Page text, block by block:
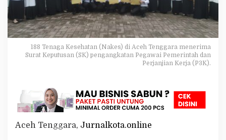
r
i
m
a
K
P
a
k
t
188 Tenaga Kesehatan (Nakes) di Aceh Tenggara menerima
Surat Keputusan (SK) pengangkatan Pegawai Pemerintah dan
Perjanjian Kerja (P3K).
Aceh Tenggara, Jurnalkota.online